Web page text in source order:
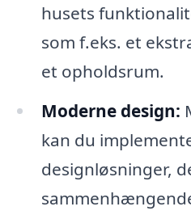
husets
som f.eks. et
et opholdsrum.
Moderne design:
kan du
designløsninger,